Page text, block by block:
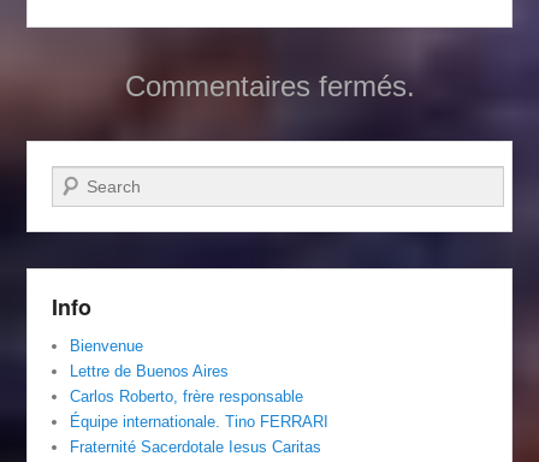
Commentaires fermés.
Recherche
Info
Bienvenue
Lettre de Buenos Aires
Carlos Roberto, frère responsable
Équipe internationale. Tino FERRARI
Fraternité Sacerdotale Iesus Caritas